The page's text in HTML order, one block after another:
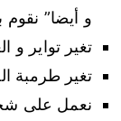
و أيضا” نقوم
تغير تواير و
تغير طرمبة
نعمل على